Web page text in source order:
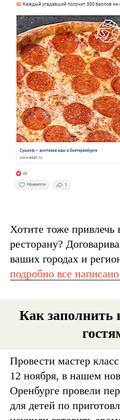
Хотите тоже привлечь
ресторану?
ваших городах и
подробно все
Как заполнить
Провести мастер
12 ноября, в нашем
Оренбурге провели
для детей по